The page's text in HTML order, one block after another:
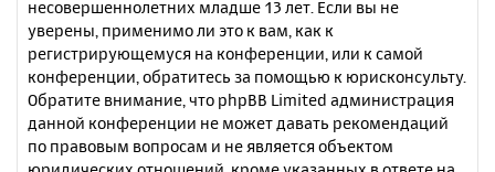
несовершеннолетних младше 13 лет. Если вы не
уверены, применимо ли это к вам, как к
регистрирующемуся на конференции, или к самой
конференции, обратитесь за помощью к юрисконсульту.
Обратите внимание, что phpBB Limited администрация
данной конференции не может давать рекомендаций
по правовым вопросам и не является объектом